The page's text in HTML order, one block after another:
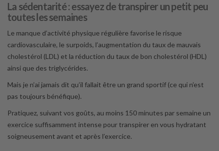
La sédentarité : essayez de transpirer un petit peu
toutes les semaines
Le manque d’activité physique régulière favorise le risque
cardiovasculaire, le surpoids, l’augmentation du taux de mauvais
cholestérol (LDL) et la réduction du taux de bon cholestérol (HDL)
ainsi que des triglycérides.
Mais je n’ai jamais dit qu’il fallait être un grand sportif (ce qui n’est
pas toujours bénéfique).
Pratiquez, suivant vos goûts, au moins 150 minutes par semaine un
exercice suffisamment intense pour transpirer en vous hydratant
soigneusement avant et après l’exercice.